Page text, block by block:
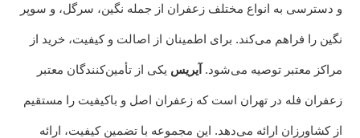
و دسترسی به انواع مختلف زعفران از جمله نگین، سرگل، و سوپر
نگین را فراهم می‌کند. برای اطمینان از اصالت و کیفیت، خرید از
مراکز معتبر توصیه می‌شود. آیریس یکی از تأمین‌کنندگان معتبر
زعفران فله در تهران است که زعفران اصل و باکیفیت را مستقیم
از کشاورزان ارائه می‌دهد. این مجموعه با تضمین کیفیت، ارائه